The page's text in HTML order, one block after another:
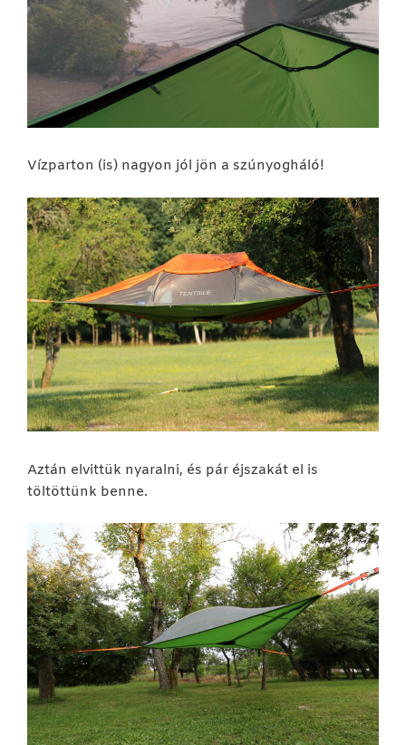
Vízparton (is) nagyon jól jön a szúnyogháló!
Aztán elvittük nyaralni, és pár éjszakát el is
töltöttünk benne.